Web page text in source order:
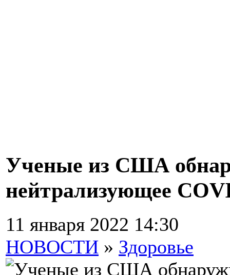
Ученые из США
нейтрализующее
11 января 2022 14:30
НОВОСТИ » Здоровье